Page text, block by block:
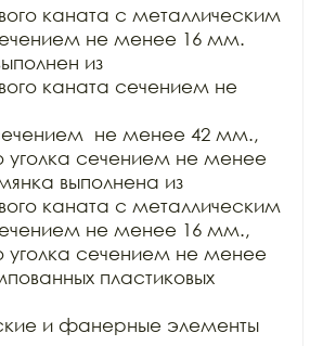
каната с металлическим
не менее 16 мм.
из
каната сечением не
не менее 42 мм.,
уголка сечением не менее
выполнена из
каната с металлическим
не менее 16 мм.,
уголка сечением не менее
пластиковых
и фанерные элементы